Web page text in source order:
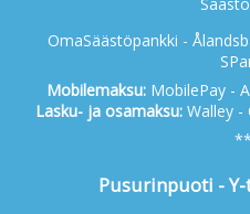
OmaSäästöpankki -
Mobilemaksu:MobilePay -
Lasku- ja osamaksu:Walley -
Pusurinpuoti -